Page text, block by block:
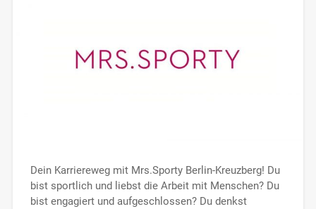
Dein Karriereweg mit Mrs.Sporty Berlin-Kreuzberg! Du
bist sportlich und liebst die Arbeit mit Menschen? Du
bist engagiert und aufgeschlossen? Du denkst